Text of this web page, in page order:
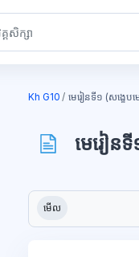
Kh G10 មេរៀនទី១ (សង្ខេប
មេរៀនទី
ប្លុក
តម្រូវការសម្រាប់ការបញ្ចប់
មើល